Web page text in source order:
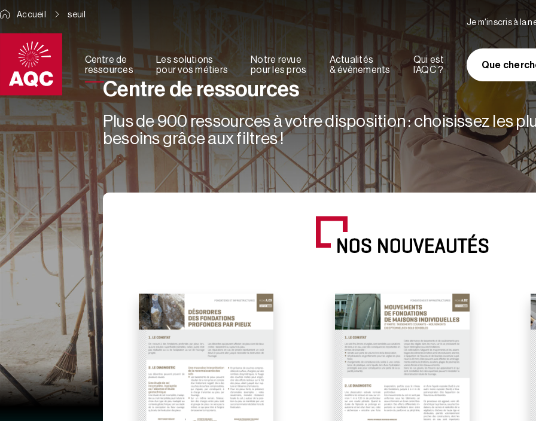
Centre de
ressources
Les solutions
pour vos métiers
Notre revue
pour les pros
Actualités
& évènements
Qui est
l’AQC ?
Je m'inscris à la
Que
Accueil seuil
Centre de ressources
Plus de 900 ressources à votre disposition : choisissez les
besoins grâce aux filtres !
NOS NOUVEAUTÉS